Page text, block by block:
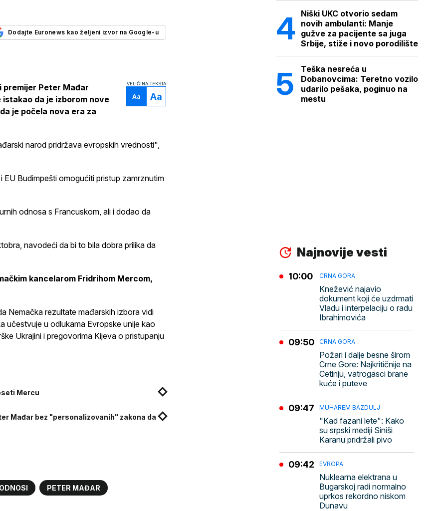
Dodajte Euronews kao željeni izvor na Google-u
VELIČINA TEKSTA
Aa Aa
premijer Peter Mađar
da je izborom nove
je počela nova era za
narod pridržava evropskih vrednosti",
EU Budimpešti omogućiti pristup zamrznutim
odnosa s Francuskom, ali i dodao da
navodeći da bi to bila dobra prilika da
kancelarom Fridrihom Mercom,
Nemačka rezultate mađarskih izbora vidi
učestvuje u odlukama Evropske unije kao
Ukrajini i pregovorima Kijeva o pristupanju
Mercu
Mađar bez "personalizovanih" zakona da
PETER MAĐAR
Niški UKC otvorio sedam
novih ambulanti: Manje
gužve za pacijente sa juga
Srbije, stiže i novo porodilište
Teška nesreća u
Dobanovcima: Teretno vozilo
udarilo pešaka, poginuo na
mestu
Najnovije vesti
CRNA GORA
Knežević najavio
dokument koji će uzdrmati
Vladu i interpelaciju o radu
Ibrahimovića
10:00
CRNA GORA
Požari i dalje besne širom
Crne Gore: Najkritičnije na
Cetinju, vatrogasci brane
kuće i puteve
09:50
MUHAREM BAZDULJ
"Kad fazani lete": Kako
su srpski mediji Siniši
Karanu pridržali pivo
09:47
EVROPA
Nuklearna elektrana u
Bugarskoj radi normalno
uprkos rekordno niskom
Dunavu
09:42